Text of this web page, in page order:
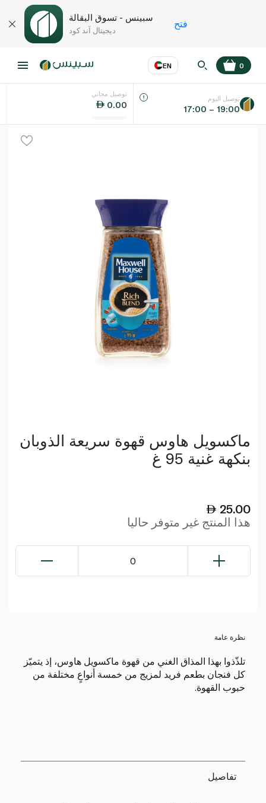
سبينس - تسوق البقالة
ديجيتال آند كود
فتح
EN
اللغة عر
0
توصيل مجاني
0.00
توصيل اليوم
17:00 – 19:00
ماكسويل هاوس قهوة سريعة الذوبان
بنكهة غنية 95 غ
25.00
هذا المنتج غير متوفر حاليا
0
نظرة عامة
تلذّذوا بهذا المذاق الغني من قهوة ماكسويل هاوس، إذ يتميّز
كل فنجان بطعم فريد لمزيج من خمسة أنواعٍ مختلفة من
حبوب القهوة.
تفاصيل